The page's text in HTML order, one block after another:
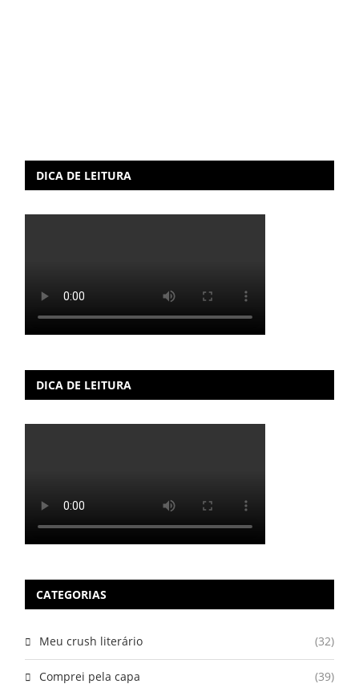
DICA DE LEITURA
DICA DE LEITURA
CATEGORIAS
Meu crush literário (32)
Comprei pela capa (39)